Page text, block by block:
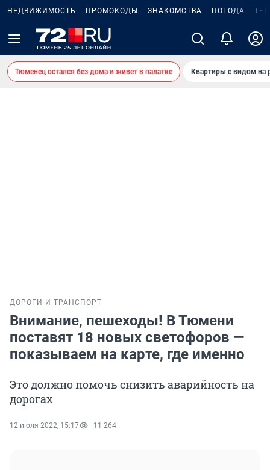
НЕДВИЖИМОСТЬ ПРОМОКОДЫ ЗНАКОМСТВА ПОГОДА
Тюменец остался без дома и живет в палатке Квартиры с видом на
ДОРОГИ И ТРАНСПОРТ
Внимание, пешеходы! В Тюмени
поставят 18 новых светофоров —
показываем на карте, где именно
Это должно помочь снизить аварийность на
дорогах
12 июля 2022, 15:17 11 264